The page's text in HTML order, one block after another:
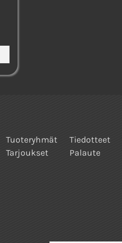
Tuoteryhmät
Tarjoukset
Tiedotteet
Palaute